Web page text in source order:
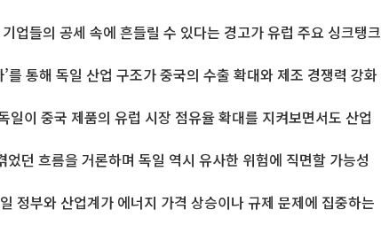
업들의 공세 속에 흔들릴 수 있다는 경고가 유럽 주요 싱크탱크
통해 독일 산업 구조가 중국의 수출 확대와 제조 경쟁력 강화
이 중국 제품의 유럽 시장 점유율 확대를 지켜보면서도 산업
던 흐름을 거론하며 독일 역시 유사한 위험에 직면할 가능성
정부와 산업계가 에너지 가격 상승이나 규제 문제에 집중하는